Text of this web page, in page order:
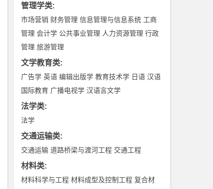
管理学类:
市场营销 财务管理 信息管理与信息系统 工商
管理 会计学 公共事业管理 人力资源管理 行政
管理 旅游管理
文学教育类:
广告学 英语 编辑出版学 教育技术学 日语 汉语
国际教育 广播电视学 汉语言文学
法学类:
法学
交通运输类:
交通运输 道路桥梁与渡河工程 交通工程
材料类:
材料科学与工程 材料成型及控制工程 复合材